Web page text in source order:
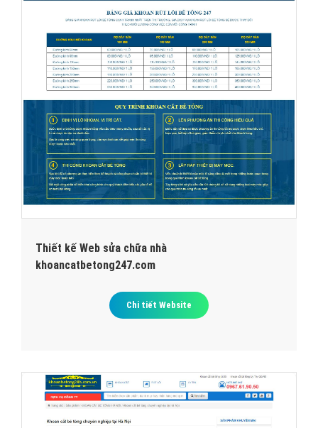
Thiết kế Web sửa chữa nhà
khoancatbetong247.com
Chi tiết Website